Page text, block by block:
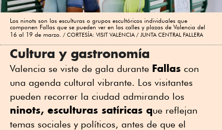
Los ninots son las esculturas o grupos escultóricos individuales que
componen Fallas que se pueden ver en las calles y plazas de Valencia del
16 al 19 de marzo.
CORTESÍA: VISIT VALENCIA / JUNTA CENTRAL FALLERA
Cultura y gastronomía
Valencia se viste de gala durante Fallas con
una agenda cultural vibrante. Los visitantes
pueden recorrer la ciudad admirando los
ninots, esculturas satíricas que reflejan
temas sociales y políticos, antes de que el